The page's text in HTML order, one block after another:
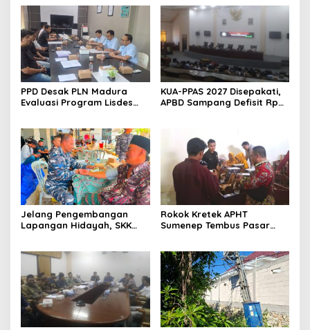
PPD Desak PLN Madura
Evaluasi Program Lisdes
KUA-PPAS 2027 Disepakati,
APBD Sampang Defisit Rp
Jelang Pengembangan
Lapangan Hidayah, SKK
Nelayan Sampang
Rokok Kretek APHT
Sumenep Tembus Pasar